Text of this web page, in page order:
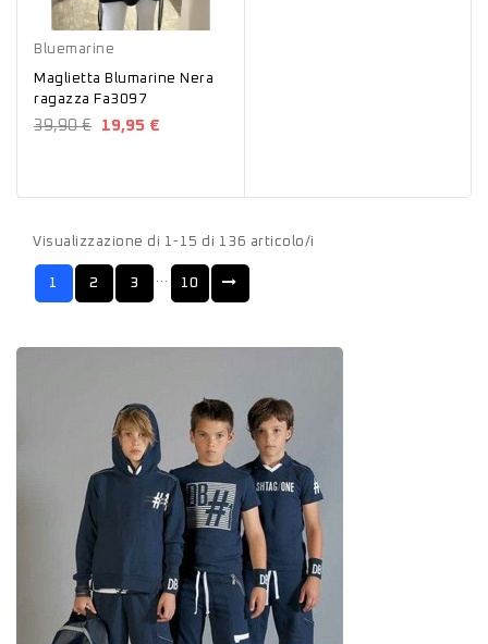
Nero
Bluemarine
Maglietta Blumarine Nera
ragazza Fa3097
39,90 € 19,95 €
Visualizzazione di 1-15 di 136 articolo/i
1 2 3 … 10